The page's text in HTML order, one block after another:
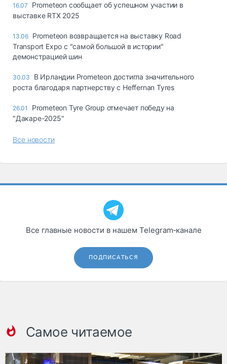
16.07
Prometeon сообщает об успешном участии в
выставке RTX 2025
13.06 Prometeon возвращается на выставку Road
Transport Expo с "самой большой в истории"
демонстрацией шин
30.03
В Ирландии Prometeon достигла значительного
роста благодаря партнерству с Heffernan Tyres
26.01
Prometeon Tyre Group отмечает победу на
"Дакаре-2025"
Все новости
Все главные новости в нашем Telegram‑канале
ПОДПИСАТЬСЯ
Самое читаемое